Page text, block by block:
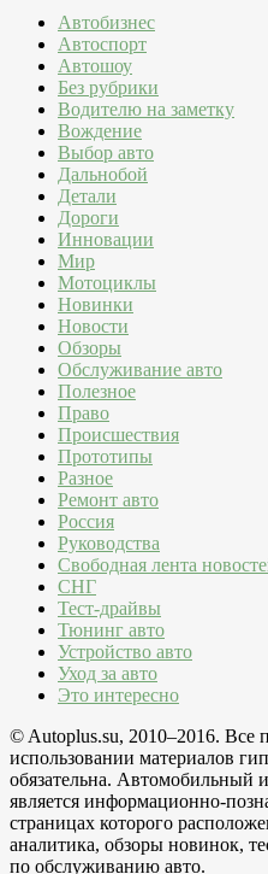
Автобизнес
Автоспорт
Автошоу
Без рубрики
Водителю на заметку
Вождение
Выбор авто
Дальнобой
Детали
Дороги
Инновации
Мир
Мотоциклы
Новинки
Новости
Обзоры
Обслуживание авто
Полезное
Право
Происшествия
Прототипы
Разное
Ремонт авто
Россия
Руководства
Свободная лента
СНГ
Тест-драйвы
Тюнинг авто
Устройство авто
Уход за авто
Это интересно
© Autoplus.su, 2010–2016.
использовании материалов
обязательна. Автомобильный
является информационно-
страницах которого
аналитика, обзоры новинок,
по обслуживанию авто.